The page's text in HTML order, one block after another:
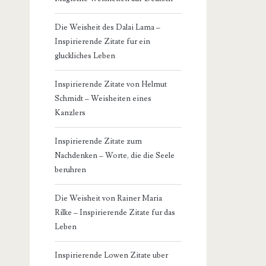
Die Weisheit des Dalai Lama –
Inspirierende Zitate fur ein
gluckliches Leben
Inspirierende Zitate von Helmut
Schmidt – Weisheiten eines
Kanzlers
Inspirierende Zitate zum
Nachdenken – Worte, die die Seele
beruhren
Die Weisheit von Rainer Maria
Rilke – Inspirierende Zitate fur das
Leben
Inspirierende Lowen Zitate uber